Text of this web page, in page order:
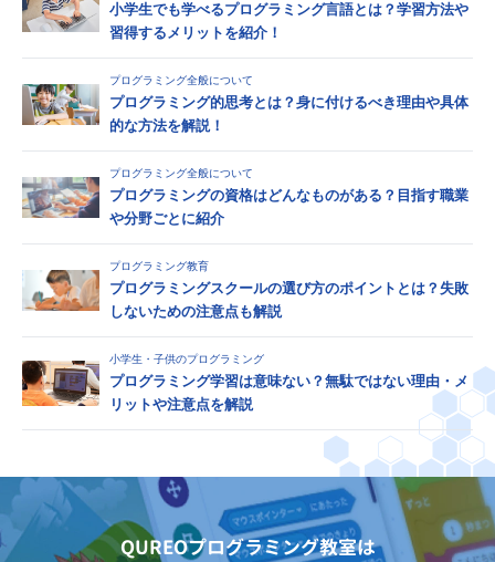
小学生でも学べるプログラミング言語とは？学習方法や
習得するメリットを紹介！
プログラミング全般について
プログラミング的思考とは？身に付けるべき理由や具体
的な方法を解説！
プログラミング全般について
プログラミングの資格はどんなものがある？目指す職業
や分野ごとに紹介
プログラミング教育
プログラミングスクールの選び方のポイントとは？失敗
しないための注意点も解説
小学生・子供のプログラミング
プログラミング学習は意味ない？無駄ではない理由・メ
リットや注意点を解説
QUREOプログラミング教室は